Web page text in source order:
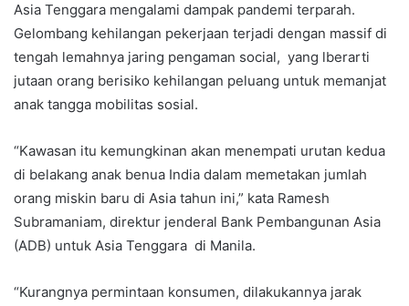
Asia Tenggara mengalami dampak pandemi terparah.
Gelombang kehilangan pekerjaan terjadi dengan massif di
tengah lemahnya jaring pengaman social, yang lberarti
jutaan orang berisiko kehilangan peluang untuk memanjat
anak tangga mobilitas sosial.
“Kawasan itu kemungkinan akan menempati urutan kedua
di belakang anak benua India dalam memetakan jumlah
orang miskin baru di Asia tahun ini,” kata Ramesh
Subramaniam, direktur jenderal Bank Pembangunan Asia
(ADB) untuk Asia Tenggara di Manila.
“Kurangnya permintaan konsumen, dilakukannya jarak